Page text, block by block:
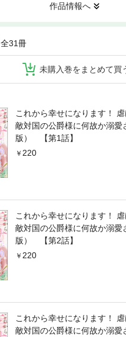
作品情報へ
全31冊
未購入巻をまとめて買
これから幸せになります！
敵対国の公爵様に何故か溺愛
版） 【第1話】
220
これから幸せになります！
敵対国の公爵様に何故か溺愛
版） 【第2話】
220
これから幸せになります！
敵対国の公爵様に何故か溺愛